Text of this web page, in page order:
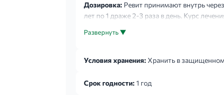
Дозировка: Ревит принимают внутрь
лет по 1 драже 2-3 раза в день. Курс
Развернуть ▼
Условия хранения: Хранить в защищенном
Срок годности: 1 год